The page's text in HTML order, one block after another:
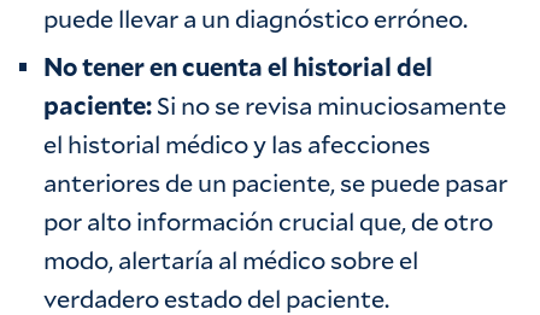
puede llevar a un diagnóstico erróneo. ‍
No tener en cuenta el historial del
paciente:Si no se revisa minuciosamente
el historial médico y las afecciones
anteriores de un paciente, se puede pasar
por alto información crucial que, de otro
modo, alertaría al médico sobre el
verdadero estado del paciente. ‍